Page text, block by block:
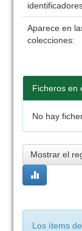
Aparece en
colecciones:
Ficheros en
No hay
Mostrar el
Los ítems